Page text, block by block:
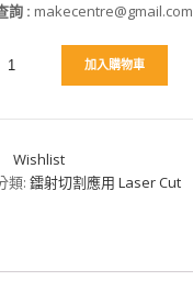
詢: makecentre@gmail.com
加入購物車
Wishlist
類: 鐳射切割應用 Laser Cut